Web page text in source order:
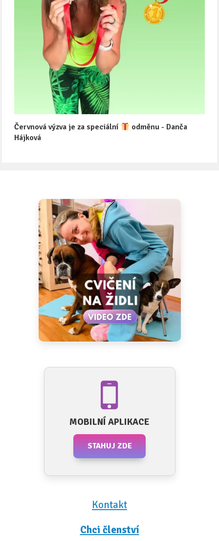
Červnová výzva je za speciální
odměnu - Danča
Hájková
MOBILNÍ APLIKACE
STAHUJ ZDE
Kontakt
Chci členství